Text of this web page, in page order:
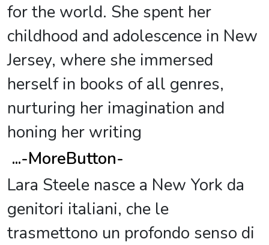
for the world. She spent her
childhood and adolescence in New
Jersey, where she immersed
herself in books of all genres,
nurturing her imagination and
honing her writing
...-MoreButton-
Lara Steele nasce a New York da
genitori italiani, che le
trasmettono un profondo senso di